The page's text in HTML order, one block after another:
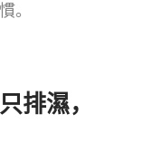
。
排濕，